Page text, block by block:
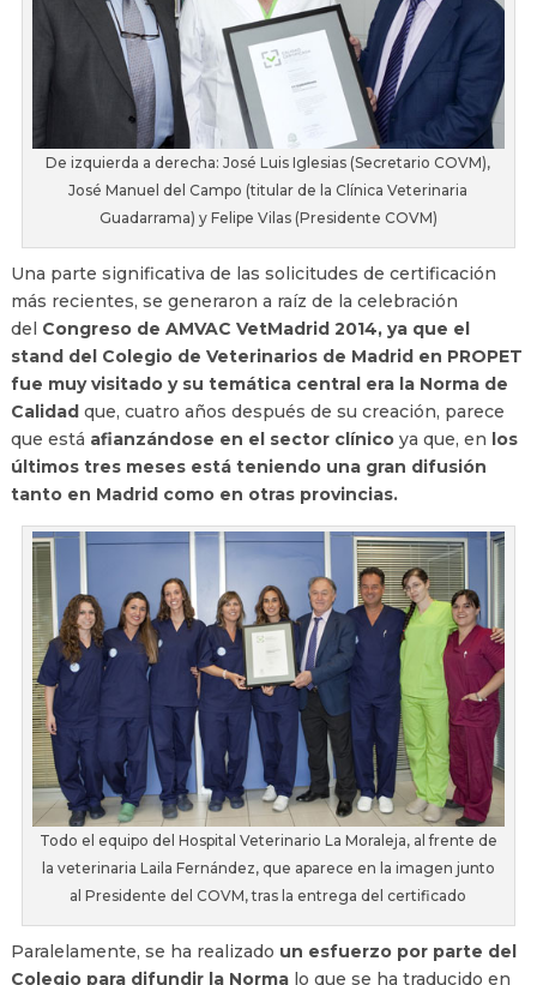
De izquierda a derecha: José Luis Iglesias (Secretario COVM),
José Manuel del Campo (titular de la Clínica Veterinaria
Guadarrama) y Felipe Vilas (Presidente COVM)
Una parte significativa de las solicitudes de certificación
más recientes, se generaron a raíz de la celebración
del Congreso de AMVAC VetMadrid 2014, ya que el
stand del Colegio de Veterinarios de Madrid en PROPET
fue muy visitado y su temática central era la Norma de
Calidadque, cuatro años después de su creación, parece
que está afianzándose en el sector clínicoya que, en los
últimos tres meses está teniendo una gran difusión
tanto en Madrid como en otras provincias.
Todo el equipo del Hospital Veterinario La Moraleja, al frente de
la veterinaria Laila Fernández, que aparece en la imagen junto
al Presidente del COVM, tras la entrega del certificado
Paralelamente, se ha realizado un esfuerzo por parte del
Colegio para difundir la Normalo que se ha traducido en